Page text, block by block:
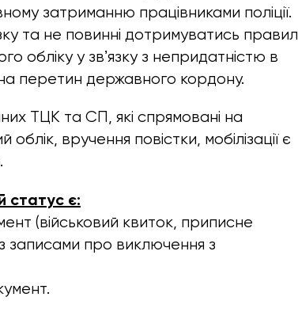
затриманню працівниками поліції.
та не повинні дотримуватись правил
обліку у звʼязку з непридатністю в
перетин державного кордону.
ТЦК та СП, які спрямовані на
вручення повістки, мобілізації є
статус є:
(військовий квиток, приписне
записами про виключення з